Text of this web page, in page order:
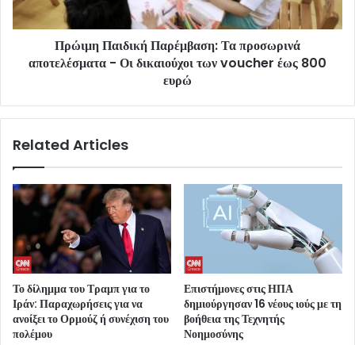
Πρώιμη Παιδική Παρέμβαση: Τα προσωρινά
αποτελέσματα - Οι δικαιούχοι των voucher έως 800
ευρώ
Related Articles
Το δίλημμα του Τραμπ για το
Ιράν: Παραχωρήσεις για να
ανοίξει το Ορμούζ ή συνέχιση του
πολέμου
Επιστήμονες στις ΗΠΑ
δημιούργησαν 16 νέους ιούς με τη
βοήθεια της Τεχνητής
Νοημοσύνης